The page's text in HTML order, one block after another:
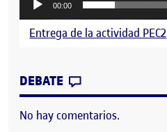
00:00
Entrega de la actividad PEC2
DEBATE
No hay comentarios.